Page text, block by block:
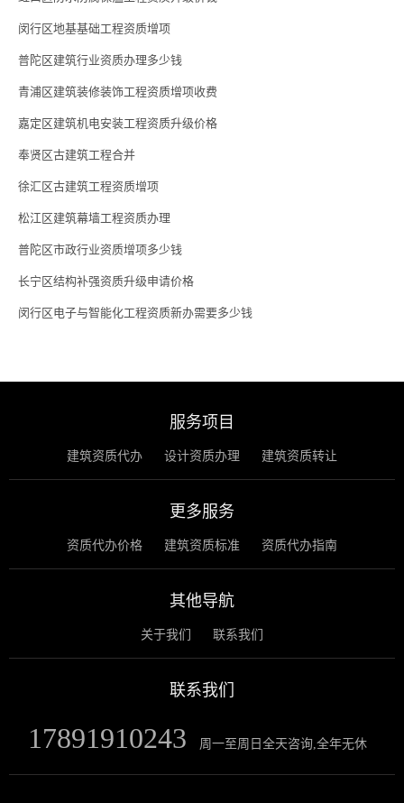
闵行区地基基础工程资质增项
普陀区建筑行业资质办理多少钱
青浦区建筑装修装饰工程资质增项收费
嘉定区建筑机电安装工程资质升级价格
奉贤区古建筑工程合并
徐汇区古建筑工程资质增项
松江区建筑幕墙工程资质办理
普陀区市政行业资质增项多少钱
长宁区结构补强资质升级申请价格
闵行区电子与智能化工程资质新办需要多少钱
服务项目
建筑资质代办 设计资质办理 建筑资质转让
更多服务
资质代办价格 建筑资质标准 资质代办指南
其他导航
关于我们 联系我们
联系我们
17891910243 周一至周日全天咨询,全年无休